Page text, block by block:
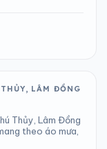
LÂM ĐỒNG
Thủy, Lâm Đồng
theo áo mưa,